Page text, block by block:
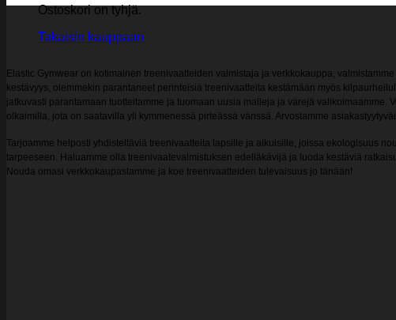
Ostoskori on tyhjä.
Takaisin kauppaan
Elastic Gymwear on kotimainen treenivaatteiden valmistaja ja verkkokauppa,
kestävyys, olemmekin parantaneet perinteisiä treenivaatteita kestämään myös
jatkuvasti parantamaan tuotteitamme ja tuomaan uusia malleja ja värejä
olkaimilla, jota on saatavilla yli kymmenessä pirteässä värissä. Arvostamme
Tarjoamme helposti yhdisteltäviä treenivaatteita lapsille ja aikuisille, joissa ekologisuus
tarpeeseen. Haluamme olla treenivaatevalmistuksen edelläkävijä ja luoda kestäviä
Nouda omasi verkkokaupastamme ja koe treenivaatteiden tulevaisuus jo tänään!